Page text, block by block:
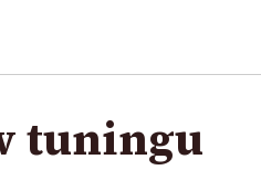
tuningu